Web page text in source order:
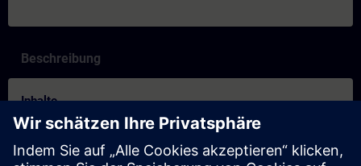
Beschreibung
Inhalte
How to video for booking process